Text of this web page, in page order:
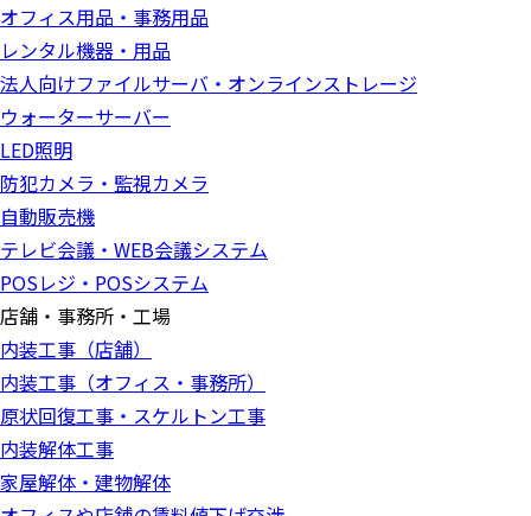
オフィス用品・事務用品
レンタル機器・用品
法人向けファイルサーバ・オンラインストレージ
ウォーターサーバー
LED照明
防犯カメラ・監視カメラ
自動販売機
テレビ会議・WEB会議システム
POSレジ・POSシステム
店舗・事務所・工場
内装工事（店舗）
内装工事（オフィス・事務所）
原状回復工事・スケルトン工事
内装解体工事
家屋解体・建物解体